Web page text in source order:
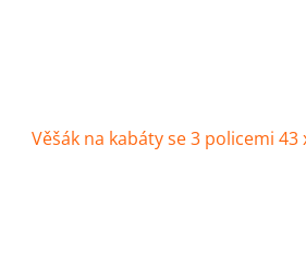
Věšák na kabáty se 3 policemi 43